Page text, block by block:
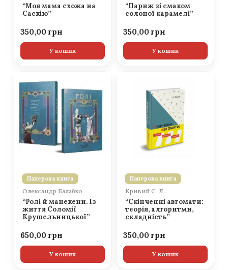
“Моя мама схожа на
Саскію”
350,00
У кошик
“Париж зі смаком
солоної карамелі”
350,00
У кошик
Паперова книга
Олександр Балабко
“Ролі й манекени. Із
життя Соломії
Крушельницької”
650,00
У кошик
Паперова книга
Кривий С. Л.
“Скінченні автомати:
теорія, алгоритми,
складність”
350,00
У кошик